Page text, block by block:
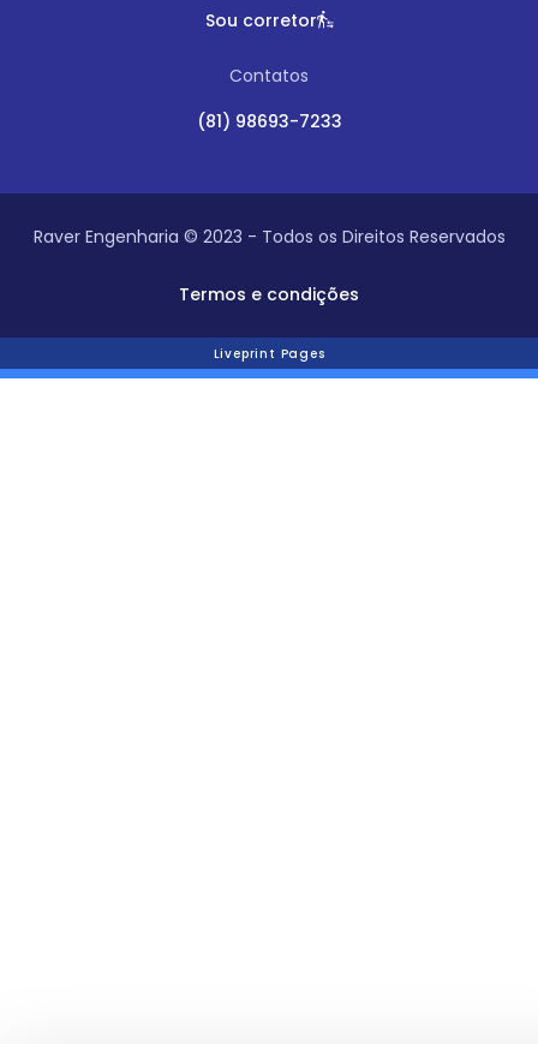
Sou corretor
Contatos
(81) 98693-7233
Raver Engenharia © 2023 - Todos os Direitos Reservados
Termos e condições
Liveprint Pages